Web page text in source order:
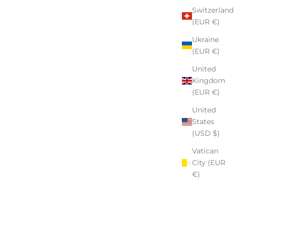
Switzerland
(EUR €)
Ukraine
(EUR €)
United
Kingdom
(EUR €)
United
States
(USD $)
Vatican
City (EUR
€)
Pekalla powstała z potrzeby tworzenia z sercem. Wierzę, że przedmioty, które noszą
osobisty znak – imię, datę, dedykację – mają większą moc. Pomagamy naszym
Z radością pomogę Ci stworzyć coś naprawdę wyjątkowego.